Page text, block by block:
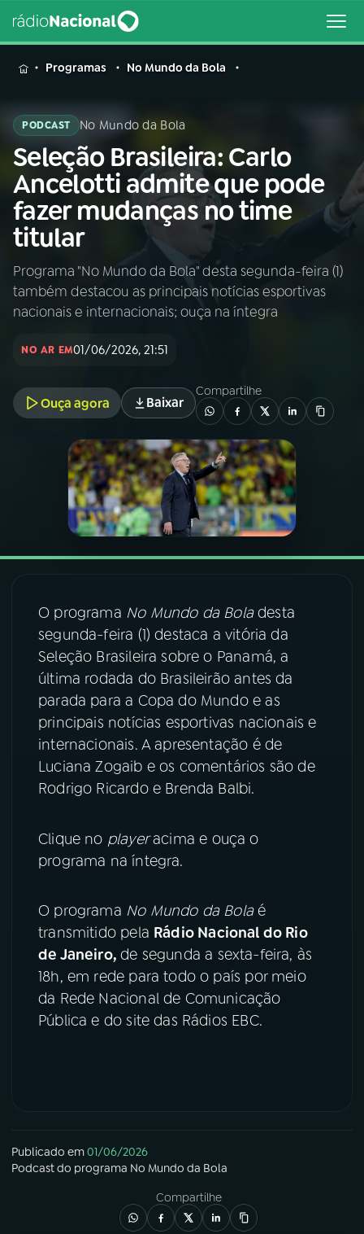
MENU
Buscar
na
Rádio
Nacional
Buscar
AO VIVO
01 INÍCIO
02A RÁDIO
03PROGRAMAÇÃO
PROGRAMAS
PODCASTS
07ÚLTIMAS
08 FESTIVAL DE MÚSICA
ACOMPANHE A RÁDIO NACIONAL
YouTube Facebook
Instagram
TikTok
Programas No Mundo da Bola
PODCAST No Mundo da Bola
Seleção Brasileira: Carlo
Ancelotti admite que pode
fazer mudanças no time
titular
Programa "No Mundo da Bola" desta segunda-feira (1)
também destacou as principais notícias esportivas
nacionais e internacionais; ouça na íntegra
NO AR EM01/06/2026, 21:51
Ouça agora Baixar
Compartilhe
O programa No Mundo da Boladesta
segunda-feira (1) destaca a vitória da
Seleção Brasileira sobre o Panamá, a
última rodada do Brasileirão antes da
parada para a Copa do Mundo e as
principais notícias esportivas nacionais e
internacionais. A apresentação é de
Luciana Zogaib e os comentários são de
Rodrigo Ricardo e Brenda Balbi.
Clique no playeracima e ouça o
programa na íntegra.
O programa No Mundo da Bolaé
transmitido pela Rádio Nacional do Rio
de Janeiro,de segunda a sexta-feira, às
18h, em rede para todo o país por meio
da Rede Nacional de Comunicação
Pública e do site das Rádios EBC.
Publicado em01/06/2026
Podcastdo programa No Mundo da Bola
Compartilhe